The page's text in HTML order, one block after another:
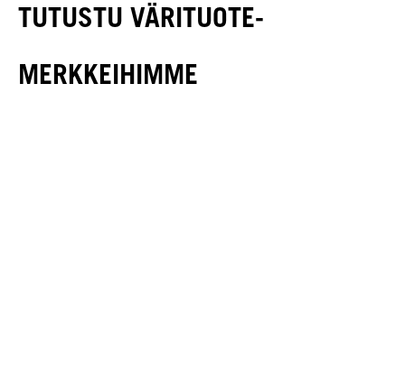
TUTUSTU VÄRITUOTE-
MERKKEIHIMME